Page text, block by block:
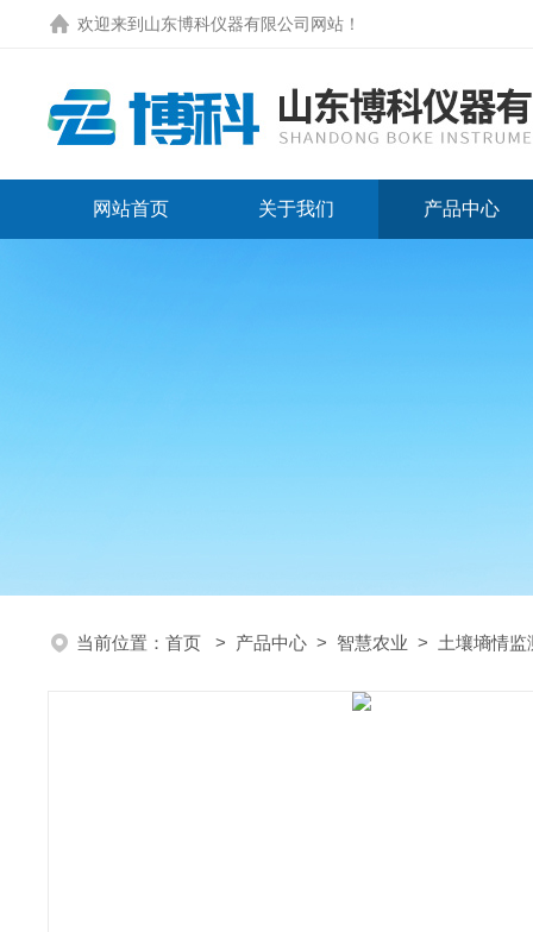
欢迎来到 山东博科仪器有限公司网站 ！
网站首页 关于我们 产品中心
当前位置： 首页 > 产品中心 > 智慧农业 > 土壤墒情监